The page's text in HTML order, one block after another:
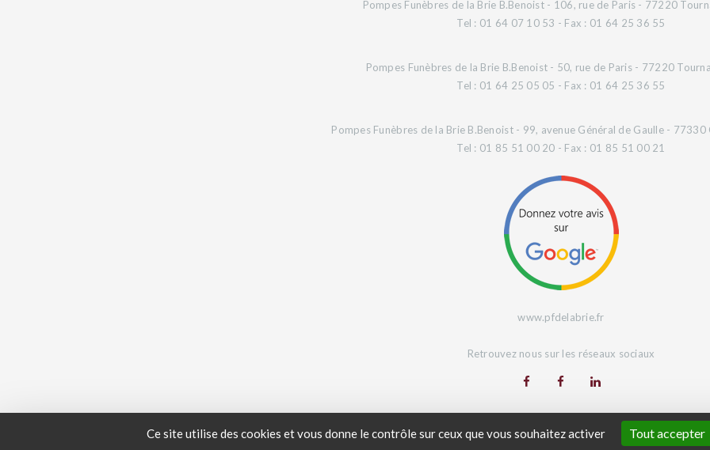
Ce site utilise des cookies et vous donne le contrôle sur ceux que vous souhaitez activer Tout accepter
Pompes Funèbres de la Brie B.Benoist - 106, rue de Paris - 77220
Tel : 01 64 07 10 53 - Fax : 01 64 25 36 55
Pompes Funèbres de la Brie B.Benoist - 50, rue de Paris - 77220
Tel : 01 64 25 05 05 - Fax : 01 64 25 36 55
Pompes Funèbres de la Brie B.Benoist - 99, avenue Général de Gaulle -
Tel : 01 85 51 00 20 - Fax : 01 85 51 00 21
www.pfdelabrie.fr
Retrouvez nous sur les réseaux sociaux
L'Agence Digeetal